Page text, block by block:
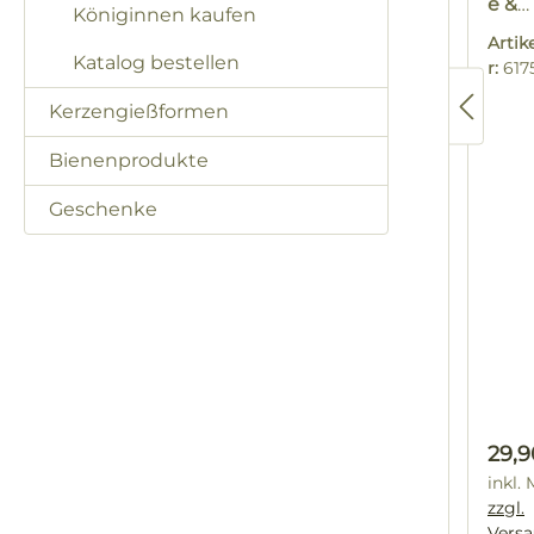
Königinnen kaufen
Katalog bestellen
Kerzengießformen
Bienenprodukte
Geschenke
in
r:
inkl.
zzgl.